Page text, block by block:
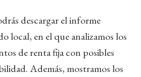
descargar el informe
local, en el que analizamos los
de renta fija con posibles
Además, mostramos los